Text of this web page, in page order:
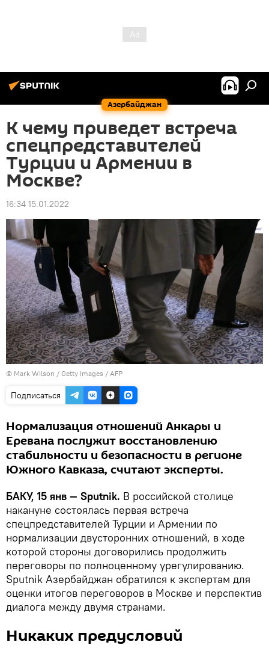
Азербайджан
К чему приведет встреча
спецпредставителей
Турции и Армении в
Москве?
16:34 15.01.2022
© Mark Wilson / Getty Images / AFP
Подписаться
Нормализация отношений Анкары и
Еревана послужит восстановлению
стабильности и безопасности в регионе
Южного Кавказа, считают эксперты.
БАКУ, 15 янв — Sputnik. В российской столице
накануне состоялась первая встреча
спецпредставителей Турции и Армении по
нормализации двусторонних отношений, в ходе
которой стороны договорились продолжить
переговоры по полноценному урегулированию.
Sputnik Азербайджан обратился к экспертам для
оценки итогов переговоров в Москве и перспектив
диалога между двумя странами.
Никаких предусловий